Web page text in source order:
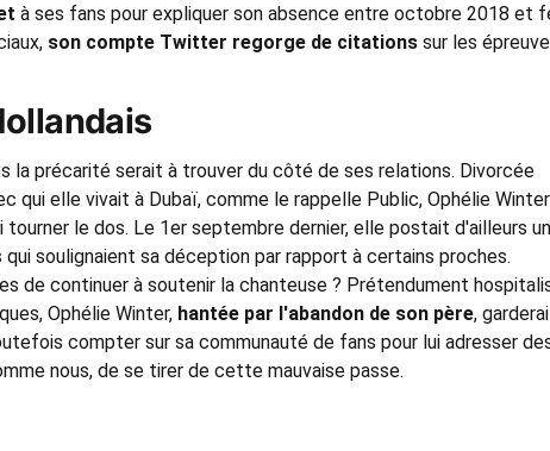
à ses fans pour expliquer son absence entre octobre 2018 et
son compte Twitter regorge de citations sur les
la précarité serait à trouver du côté de ses relations. Divorcée
qui elle vivait à Dubaï, comme le rappelle Public, Ophélie Winter
tourner le dos. Le 1er septembre dernier, elle postait d'ailleurs
soulignaient sa déception par rapport à certains proches.
de continuer à soutenir la chanteuse ? Prétendument
Ophélie Winter, hantée par l'abandon de son père,
compter sur sa communauté de fans pour lui adresser
nous, de se tirer de cette mauvaise passe.